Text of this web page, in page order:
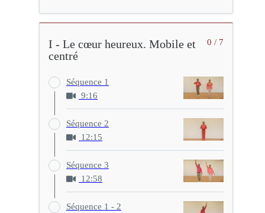
0 / 7
I - Le cœur heureux. Mobile et
centré
Séquence 1
9:16
Séquence 2
12:15
Séquence 3
12:58
Séquence 1 - 2